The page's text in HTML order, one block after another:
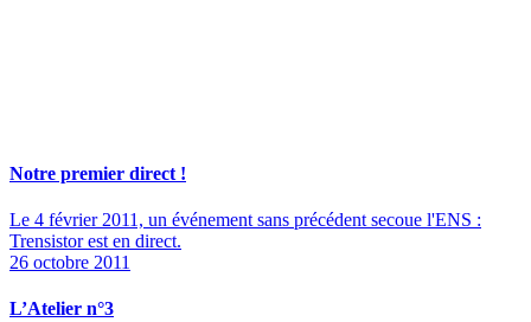
Notre premier direct !
Le 4 février 2011, un événement sans précédent secoue l'ENS :
Trensistor est en direct.
26 octobre 2011
L’Atelier n°3